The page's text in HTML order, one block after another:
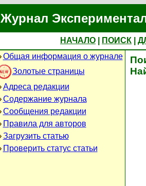
Журнал
НАЧАЛО ПОИСК
Общая информация о журнале
Золотые страницы
Адреса редакции
Содержание журнала
Сообщения редакции
Правила для авторов
Загрузить статью
Проверить статус статьи